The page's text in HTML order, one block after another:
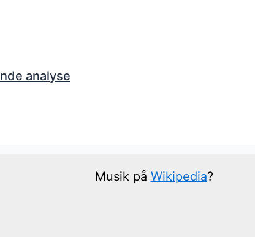
analyse
Musik på Wikipedia?